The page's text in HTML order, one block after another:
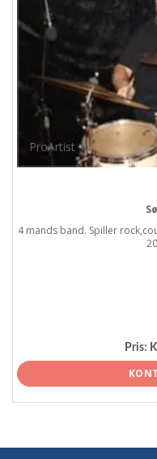
ProArtist
4 mands band. Spiller
Pris: